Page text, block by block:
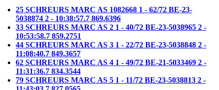
25 SCHREURS MARC AS 1082668 1 - 62/72 BE-23-
5038874 2 - 10:38:57.7 869.6396
33 SCHREURS MARC AS 2 1 - 40/72 BE-23-5038965 2 -
10:53:58.7 859.2751
44 SCHREURS MARC AS 3 1 - 22/72 BE-23-5038848 2 -
11:08:40.7 849.3657
62 SCHREURS MARC AS 4 1 - 49/72 BE-21-5033469 2 -
11:31:36.7 834.3544
79 SCHREURS MARC AS 5 1 - 11/72 BE-23-5038813 2 -